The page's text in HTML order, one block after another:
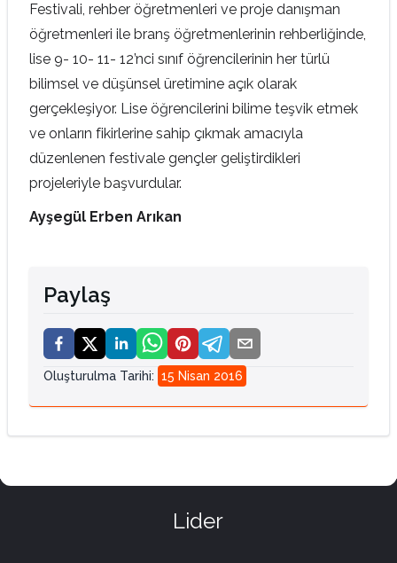
Festivali, rehber öğretmenleri ve proje danışman
öğretmenleri ile branş öğretmenlerinin rehberliğinde,
lise 9- 10- 11- 12’nci sınıf öğrencilerinin her türlü
bilimsel ve düşünsel üretimine açık olarak
gerçekleşiyor. Lise öğrencilerini bilime teşvik etmek
ve onların fikirlerine sahip çıkmak amacıyla
düzenlenen festivale gençler geliştirdikleri
projeleriyle başvurdular.
Ayşegül Erben Arıkan
Paylaş
Oluşturulma Tarihi: 15 Nisan 2016
Lider